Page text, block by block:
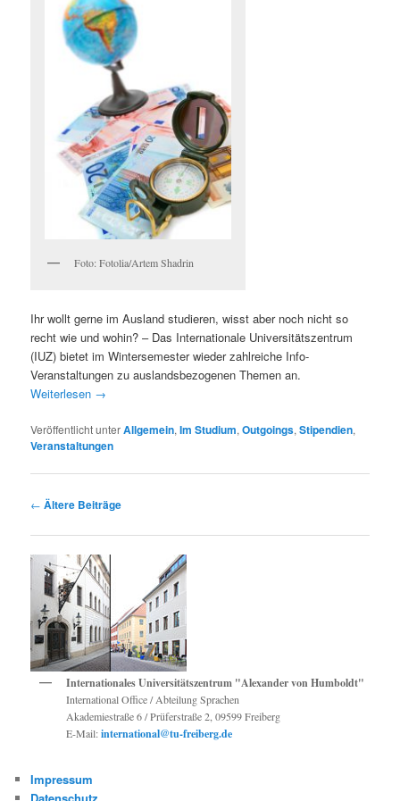
Foto: Fotolia/Artem Shadrin
Ihr wollt gerne im Ausland studieren, wisst aber noch nicht so
recht wie und wohin? – Das Internationale Universitätszentrum
(IUZ) bietet im Wintersemester wieder zahlreiche Info-
Veranstaltungen zu auslandsbezogenen Themen an.
Weiterlesen →
Veröffentlicht unterAllgemein,Im Studium,Outgoings,Stipendien,
Veranstaltungen
Beitragsnavigation
← Ältere Beiträge
Internationales Universitätszentrum "Alexander von Humboldt"
International Office / Abteilung Sprachen
Akademiestraße 6 / Prüferstraße 2, 09599 Freiberg
E-Mail:international@tu-freiberg.de
Impressum